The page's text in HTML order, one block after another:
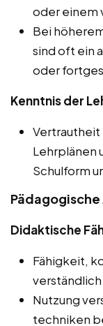
oder einem
Bei
sind oft ein
oder
Kenntnis der
Vertrautheit
Lehrplänen
Schulform
Didaktische
Fähigkeit,
verständlich
Nutzung
techniken